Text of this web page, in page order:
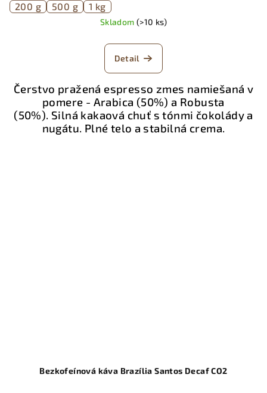
200 g 500 g 1 kg
Skladom (>10 ks)
Detail
Čerstvo pražená espresso zmes namiešaná v
pomere - Arabica (50%) a Robusta
(50%). Silná kakaová chuť s tónmi čokolády a
nugátu. Plné telo a stabilná crema.
Bezkofeínová káva Brazília Santos Decaf CO2